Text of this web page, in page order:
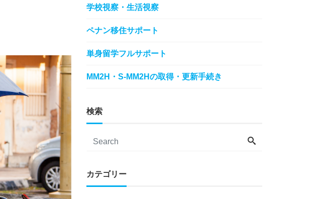
学校視察・生活視察
ペナン移住サポート
単身留学フルサポート
MM2H・S-MM2Hの取得・更新手続き
検索
カテゴリー